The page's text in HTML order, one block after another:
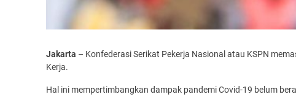
Jakarta – Konfederasi Serikat Pekerja Nasional atau KSPN
Kerja.
Hal ini mempertimbangkan dampak pandemi Covid-19 belum